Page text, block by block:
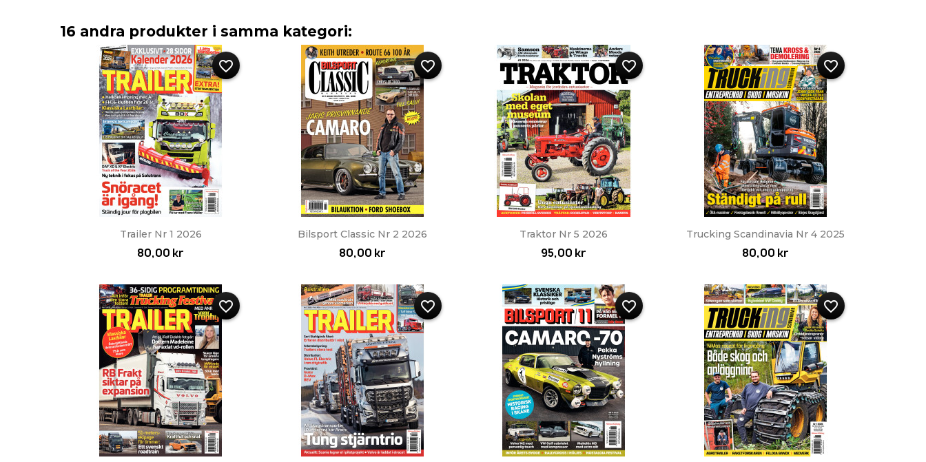
16 andra produkter i samma kategori:
Snabbvy
Trailer Nr 1 2026
80,00 kr
favorite_border
Snabbvy
Bilsport Classic Nr 2 2026
80,00 kr
favorite_border
Snabbvy
Traktor Nr 5 2026
95,00 kr
favorite_border
Snabbvy
Trucking Scandinavia Nr 4 2025
80,00 kr
favorite_border
favorite_border favorite_border favorite_border favorite_border